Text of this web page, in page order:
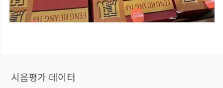
시음평가 데이터